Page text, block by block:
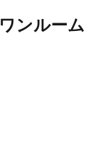
ンルーム